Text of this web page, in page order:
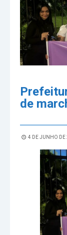
de
4 DE JUNHO DE